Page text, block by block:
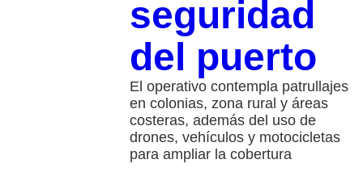
seguridad
del puerto
El operativo contempla patrullajes
en colonias, zona rural y áreas
costeras, además del uso de
drones, vehículos y motocicletas
para ampliar la cobertura